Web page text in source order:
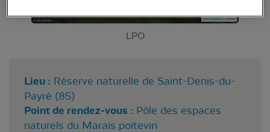
LPO
Lieu : Réserve naturelle de Saint-Denis-du-
Payré (85)
Point de rendez-vous : Pôle des espaces
naturels du Marais poitevin